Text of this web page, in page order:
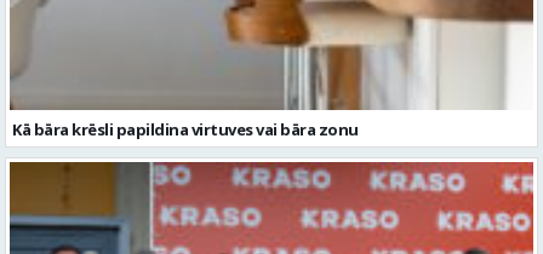
Kā bāra krēsli papildina virtuves vai bāra zonu